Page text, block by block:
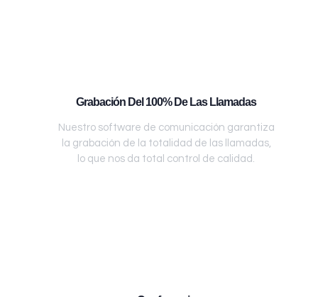
Grabación Del 100% De Las Llamadas
Nuestro software de comunicación garantiza
la grabación de la totalidad de las llamadas,
lo que nos da total control de calidad.